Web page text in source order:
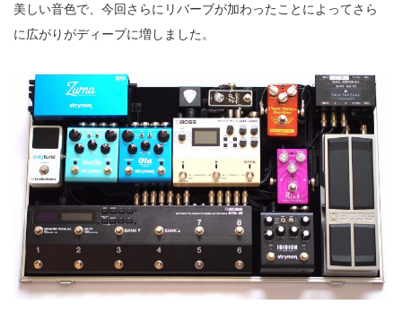
美しい音色で、今回さらにリバーブが加わったことによってさら
に広がりがディープに増しました。